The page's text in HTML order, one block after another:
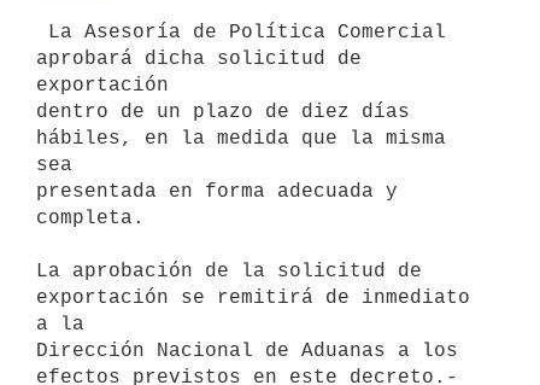
aprobará dicha solicitud de
exportación
dentro de un plazo de diez días
hábiles, en la medida que la misma
sea
presentada en forma adecuada y
completa.
La aprobación de la solicitud de
exportación se remitirá de inmediato
a la
Dirección Nacional de Aduanas a los